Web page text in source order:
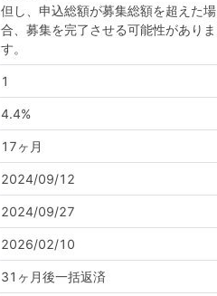
但し、申込総額が募集総額を超えた場
合、募集を完了させる可能性がありま
す。
1
4.4%
17ヶ月
2024/09/12
2024/09/27
2026/02/10
31ヶ月後一括返済